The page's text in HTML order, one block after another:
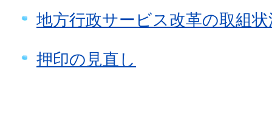
地方行政サービス改革の取組
押印の見直し